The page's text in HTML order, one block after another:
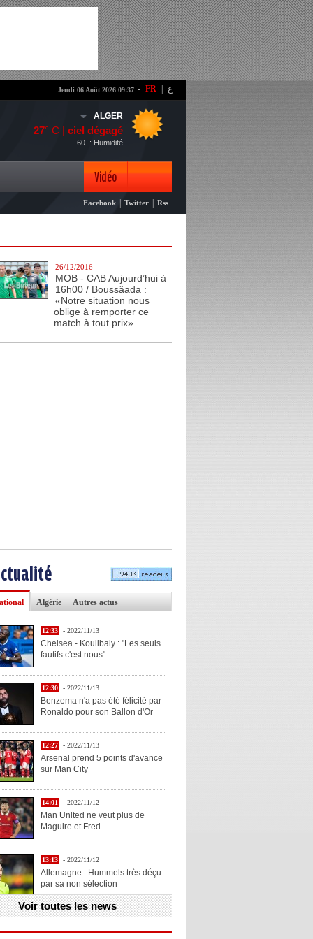
- FR ع Jeudi 06 Août 2026 09:37
ALGER
27° C | ciel dégagé
: Humidité
60
Vidéo
Photo
Facebook Twitter Rss
26/12/2016
MOB - CAB Aujourd’hui à
16h00 / Boussâada :
«Notre situation nous
oblige à remporter ce
match à tout prix»
Algérie Autres actus
12:33 - 2022/11/13
Chelsea - Koulibaly : "Les seuls
fautifs c'est nous"
12:30 - 2022/11/13
Benzema n'a pas été félicité par
Ronaldo pour son Ballon d'Or
12:27 - 2022/11/13
Arsenal prend 5 points d'avance
sur Man City
14:01 - 2022/11/12
Man United ne veut plus de
Maguire et Fred
13:13 - 2022/11/12
Allemagne : Hummels très déçu
par sa non sélection
13:11 - 2022/11/12
Henry explique la chose qu'il
Voir toutes les news